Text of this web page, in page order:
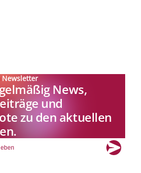
Newsletter
News,
und
zu den aktuellen